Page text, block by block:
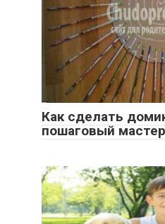
Как сделать
пошаговый